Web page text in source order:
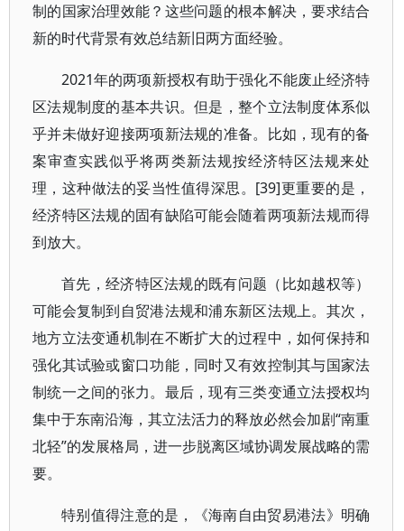
制的国家治理效能？这些问题的根本解决，要求结合
新的时代背景有效总结新旧两方面经验。
2021年的两项新授权有助于强化不能废止经济特
区法规制度的基本共识。但是，整个立法制度体系似
乎并未做好迎接两项新法规的准备。比如，现有的备
案审查实践似乎将两类新法规按经济特区法规来处
理，这种做法的妥当性值得深思。[39]更重要的是，
经济特区法规的固有缺陷可能会随着两项新法规而得
到放大。
首先，经济特区法规的既有问题（比如越权等）
可能会复制到自贸港法规和浦东新区法规上。其次，
地方立法变通机制在不断扩大的过程中，如何保持和
强化其试验或窗口功能，同时又有效控制其与国家法
制统一之间的张力。最后，现有三类变通立法授权均
集中于东南沿海，其立法活力的释放必然会加剧“南重
北轻”的发展格局，进一步脱离区域协调发展战略的需
要。
特别值得注意的是，《海南自由贸易港法》明确